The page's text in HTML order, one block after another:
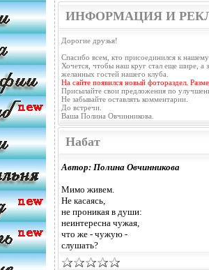
ИНФОРМАЦИЯ И
Дорогие друзья!
Спасибо всем, кто присоединился к
Хочется, чтобы наш круг стал еще шире, а
желанных гостей нашего клуба.
На сайте появился новый фотораздел.
Присылайте свои предложения по
Не забывайте оставлять комментарии.
До встречи.
Ваша Полина Овчинникова.
Набат
Автор: Полина Овчинникова
Мимо живем.
Не касаясь,
не проникая в души:
неинтересна чужая,
что же - чужую -
слушать?